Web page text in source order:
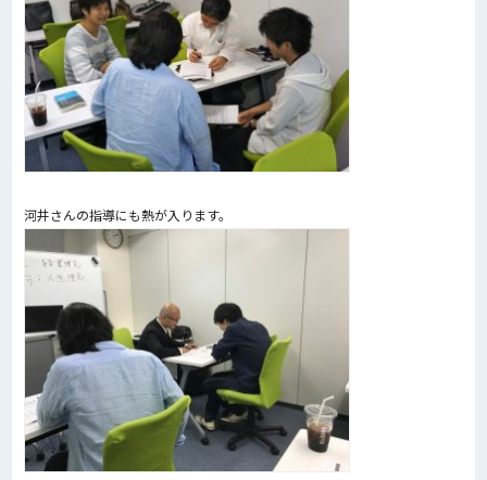
河井さんの指導にも熱が入ります。